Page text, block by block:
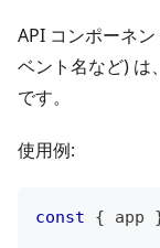
API コンポーネ
ベント名など) は
です。
使用例:
const { app